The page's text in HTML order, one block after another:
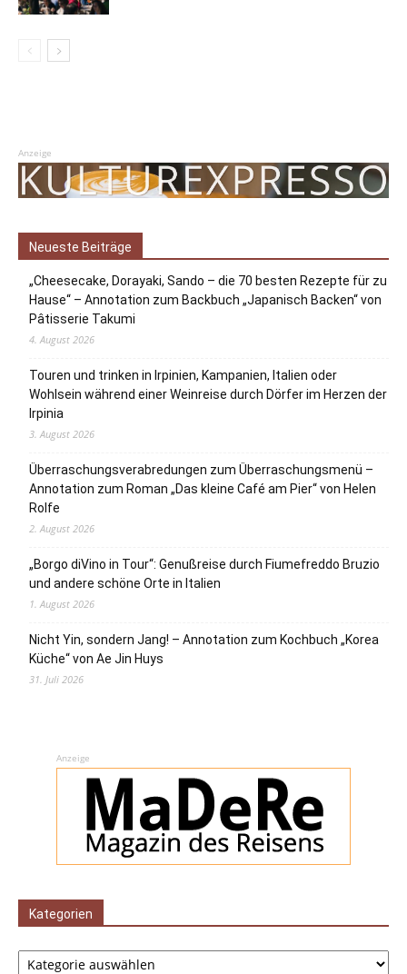
Anzeige
Neueste Beiträge
„Cheesecake, Dorayaki, Sando – die 70 besten Rezepte für zu
Hause“ – Annotation zum Backbuch „Japanisch Backen“ von
Pâtisserie Takumi
4. August 2026
Touren und trinken in Irpinien, Kampanien, Italien oder
Wohlsein während einer Weinreise durch Dörfer im Herzen der
Irpinia
3. August 2026
Überraschungsverabredungen zum Überraschungsmenü –
Annotation zum Roman „Das kleine Café am Pier“ von Helen
Rolfe
2. August 2026
„Borgo diVino in Tour“: Genußreise durch Fiumefreddo Bruzio
und andere schöne Orte in Italien
1. August 2026
Nicht Yin, sondern Jang! – Annotation zum Kochbuch „Korea
Küche“ von Ae Jin Huys
31. Juli 2026
Anzeige
Kategorien
Kategorien